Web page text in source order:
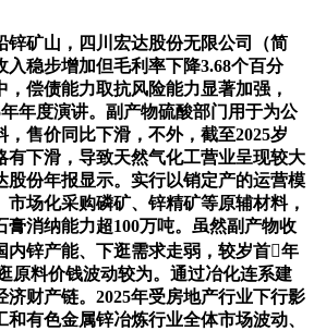
矿山，四川宏达股份无限公司（简
入稳步增加但毛利率下降3.68个百分
，偿债能力取抗风险能力显著加强，
年年度演讲。副产物硫酸部门用于为公
售价同比下滑，不外，截至2025岁
有下滑，导致天然气化工营业呈现较大
股份年报显示。实行以销定产的运营模
场化采购磷矿、锌精矿等原辅材料，
膏消纳能力超100万吨。虽然副产物收
内锌产能、下逛需求走弱，较岁首年
原料价钱波动较为。通过冶化连系建
济财产链。2025年受房地产行业下行影
有色金属锌冶炼行业全体市场波动、